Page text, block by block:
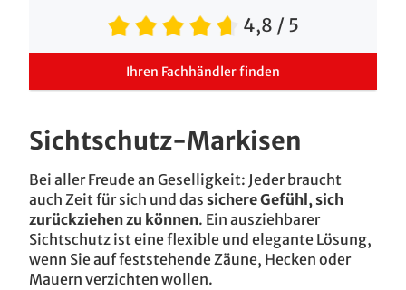
4,8 / 5
Ihren Fachhändler finden
Sichtschutz-Markisen
Bei aller Freude an Geselligkeit: Jeder braucht
auch Zeit für sich und das sichere Gefühl, sich
zurückziehen zu können. Ein ausziehbarer
Sichtschutz ist eine flexible und elegante Lösung,
wenn Sie auf feststehende Zäune, Hecken oder
Mauern verzichten wollen.